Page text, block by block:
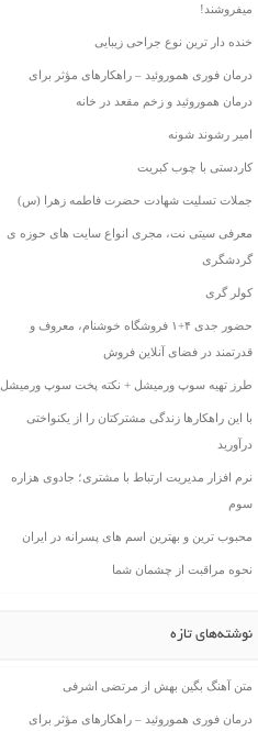
میفروشند!
خنده دار ترین نوع جراحی زیبایی
درمان فوری هموروئید – راهکارهای مؤثر برای
درمان هموروئید و زخم مقعد در خانه
امیر رشوند شونه
کاردستی با چوب کبریت
جملات تسلیت شهادت حضرت فاطمه زهرا (س)
معرفی سیتی نت، مجری انواع سایت های حوزه ی
گردشگری
کولر گری
حضور جدی ۴+۱ فروشگاه خوشنام، معروف و
قدرتمند در فضای آنلاین فروش
طرز تهیه سوپ ورمیشل + نکته پخت سوپ ورمیشل
با این راهکارها زندگی مشترکتان را از یکنواختی
درآورید
نرم افزار مدیریت ارتباط با مشتری؛ جادوی هزاره
سوم
محبوب ترین و بهترین اسم های پسرانه در ایران
نحوه مراقبت از چشمان شما
نوشته‌های تازه
متن آهنگ بگین بهش از مرتضی اشرفی
درمان فوری هموروئید – راهکارهای مؤثر برای